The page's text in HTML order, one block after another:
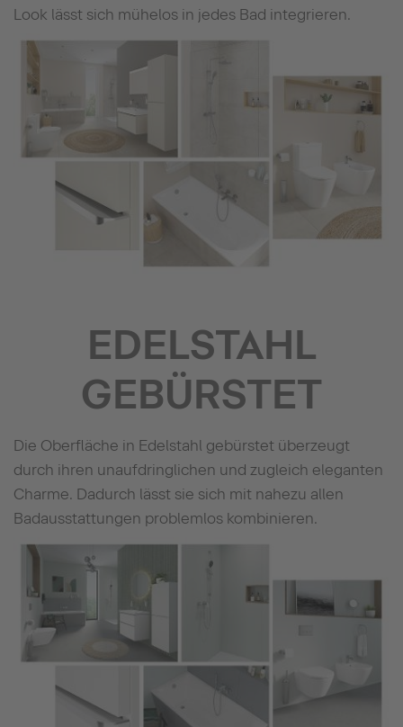
Look lässt sich mühelos in jedes Bad integrieren.
EDELSTAHL
GEBÜRSTET
Die Oberfläche in Edelstahl gebürstet überzeugt
durch ihren unaufdringlichen und zugleich eleganten
Charme. Dadurch lässt sie sich mit nahezu allen
Badausstattungen problemlos kombinieren.